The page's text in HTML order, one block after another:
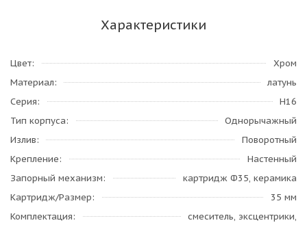
Характеристики
Цвет
Хром
Материал
латунь
Серия
H16
Тип корпуса
Однорычажный
Излив
Поворотный
Крепление
Настенный
Запорный механизм
картридж Ф35, керамика
Картридж/Размер
35 мм
Комплектация
смеситель, эксцентрики,